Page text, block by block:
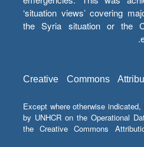
‘situation views’ covering
the Syria situation or the
Creative Commons
Except where otherwise
by UNHCR on the Operational
the Creative Commons